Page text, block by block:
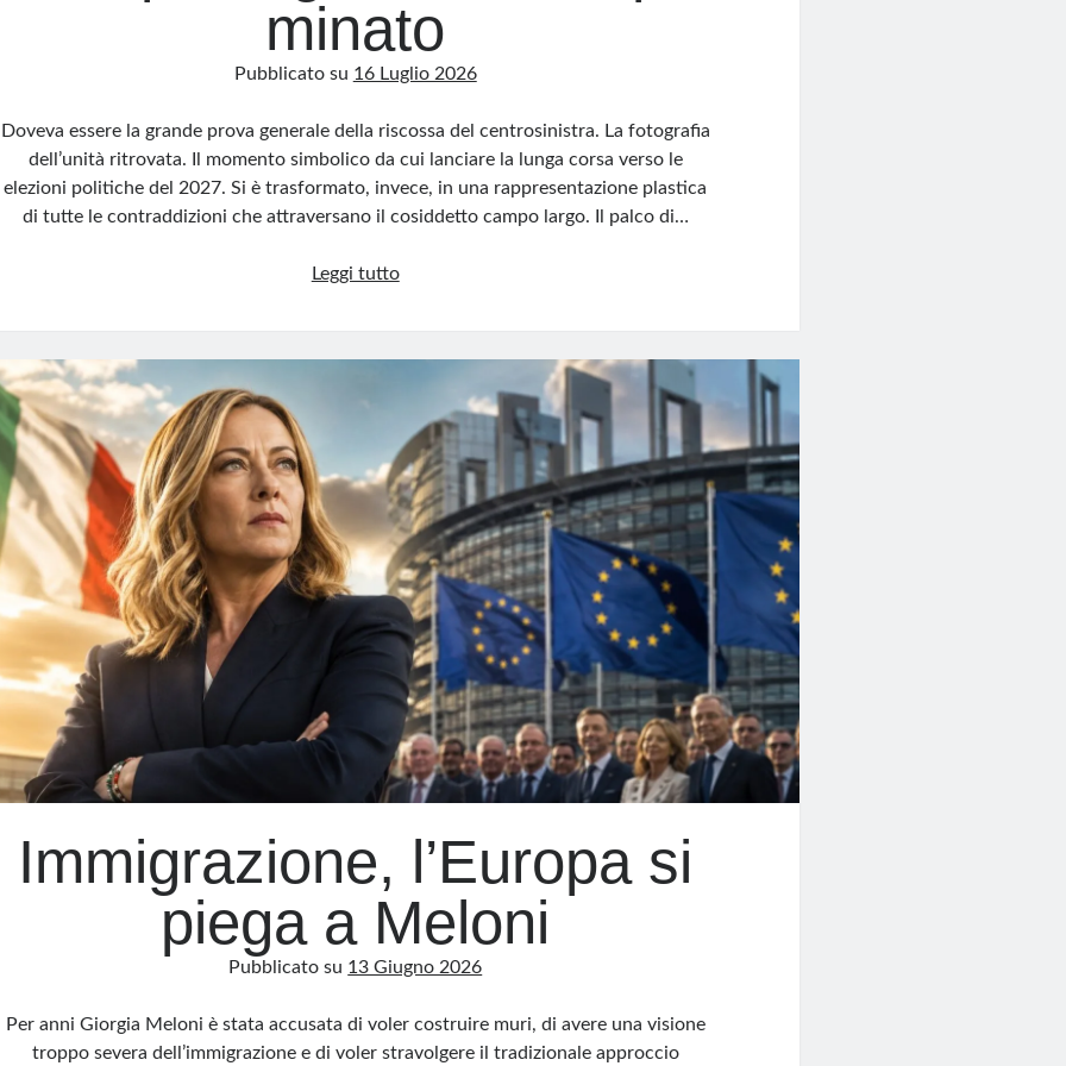
minato
Pubblicato su 16 Luglio 2026
Doveva essere la grande prova generale della riscossa del centrosinistra. La fotografia
dell’unità ritrovata. Il momento simbolico da cui lanciare la lunga corsa verso le
elezioni politiche del 2027. Si è trasformato, invece, in una rappresentazione plastica
di tutte le contraddizioni che attraversano il cosiddetto campo largo. Il palco di…
Leggi tuttoCampo
campo
Immigrazione, l’Europa si
piega a Meloni
Pubblicato su 13 Giugno 2026
Per anni Giorgia Meloni è stata accusata di voler costruire muri, di avere una visione
troppo severa dell’immigrazione e di voler stravolgere il tradizionale approccio